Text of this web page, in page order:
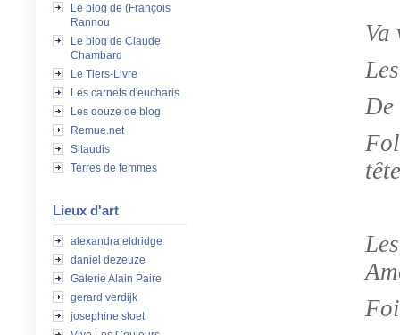
Le blog de (François
Rannou
Le blog de Claude
Chambard
Le Tiers-Livre
Les carnets d'eucharis
Les douze de blog
Remue.net
Sitaudis
Terres de femmes
Lieux d'art
alexandra eldridge
daniel dezeuze
Galerie Alain Paire
gerard verdijk
josephine sloet
Va